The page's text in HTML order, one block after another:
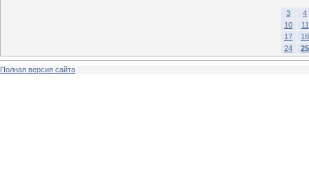
3
4
10
11
17
18
24
25
Полная версия сайта